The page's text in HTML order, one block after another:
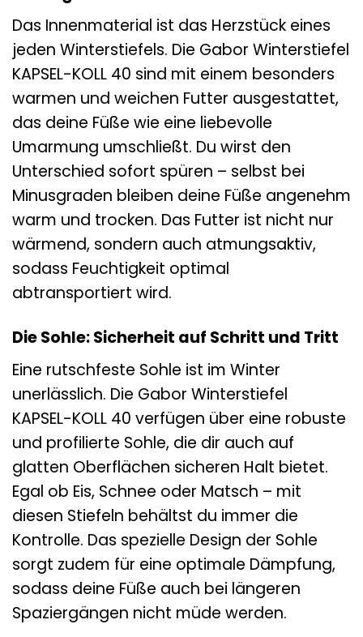
Das Innenmaterial ist das Herzstück eines
jeden Winterstiefels. Die Gabor Winterstiefel
KAPSEL-KOLL 40 sind mit einem besonders
warmen und weichen Futter ausgestattet,
das deine Füße wie eine liebevolle
Umarmung umschließt. Du wirst den
Unterschied sofort spüren – selbst bei
Minusgraden bleiben deine Füße angenehm
warm und trocken. Das Futter ist nicht nur
wärmend, sondern auch atmungsaktiv,
sodass Feuchtigkeit optimal
abtransportiert wird.
Die Sohle: Sicherheit auf Schritt und Tritt
Eine rutschfeste Sohle ist im Winter
unerlässlich. Die Gabor Winterstiefel
KAPSEL-KOLL 40 verfügen über eine robuste
und profilierte Sohle, die dir auch auf
glatten Oberflächen sicheren Halt bietet.
Egal ob Eis, Schnee oder Matsch – mit
diesen Stiefeln behältst du immer die
Kontrolle. Das spezielle Design der Sohle
sorgt zudem für eine optimale Dämpfung,
sodass deine Füße auch bei längeren
Spaziergängen nicht müde werden.